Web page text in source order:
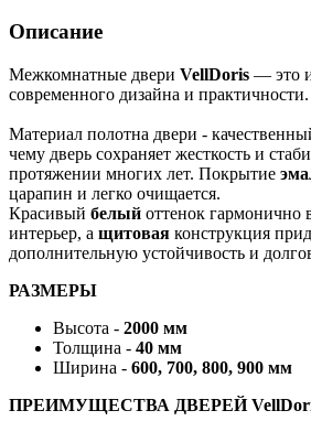
Описание
Межкомнатные двери VellDoris — это
современного дизайна и практичности.
Материал полотна двери -
чему дверь сохраняет жесткость и
протяжении многих лет. Покрытие
царапин и легко очищается.
Красивый белый оттенок гармонично
интерьер, а щитовая конструкция
дополнительную устойчивость и
РАЗМЕРЫ
Высота - 2000 мм
Толщина - 40 мм
Ширина - 600, 700, 800, 900 мм
ПРЕИМУЩЕСТВА ДВЕРЕЙ